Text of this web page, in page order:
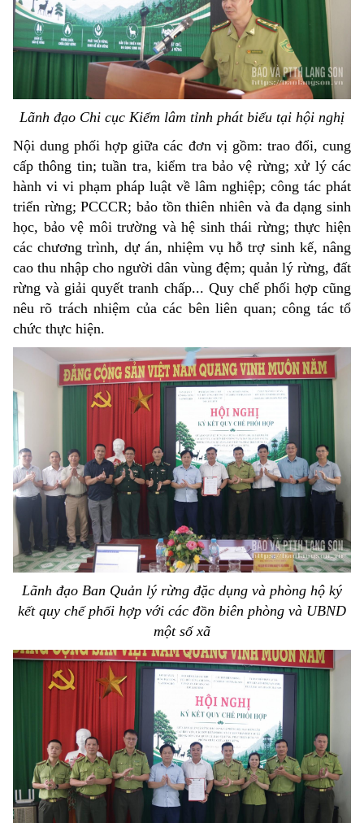
Lãnh đạo Chi cục Kiểm lâm tỉnh phát biểu tại hội nghị
Nội dung phối hợp giữa các đơn vị gồm: trao đổi, cung
cấp thông tin; tuần tra, kiểm tra bảo vệ rừng; xử lý các
hành vi vi phạm pháp luật về lâm nghiệp; công tác phát
triển rừng; PCCCR; bảo tồn thiên nhiên và đa dạng sinh
học, bảo vệ môi trường và hệ sinh thái rừng; thực hiện
các chương trình, dự án, nhiệm vụ hỗ trợ sinh kế, nâng
cao thu nhập cho người dân vùng đệm; quản lý rừng, đất
rừng và giải quyết tranh chấp... Quy chế phối hợp cũng
nêu rõ trách nhiệm của các bên liên quan; công tác tổ
chức thực hiện.
Lãnh đạo Ban Quản lý rừng đặc dụng và phòng hộ ký
kết quy chế phối hợp với các đồn biên phòng và UBND
một số xã